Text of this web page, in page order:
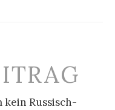
Russisch-